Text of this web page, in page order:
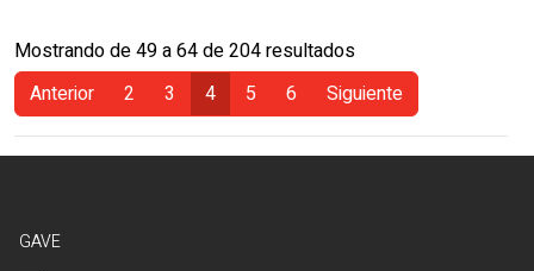
Mostrando de 49 a 64 de 204 resultados
Anterior
2 3
4
(Actual)
5 6 Siguiente
GAVE